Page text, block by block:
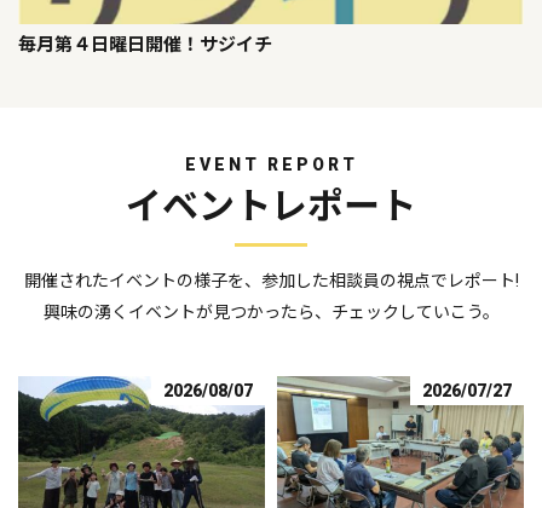
毎月第４日曜日開催！サジイチ
EVENT REPORT
イベントレポート
開催されたイベントの様子を、参加した相談員の視点でレポート!
興味の湧くイベントが見つかったら、チェックしていこう。
2026/08/07 2026/07/27